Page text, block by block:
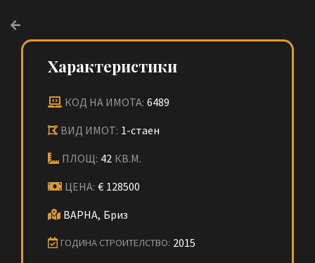
Характеристики
КОД НА ИМОТА: 6489
ВИД ИМОТ: 1-стаен
ПЛОЩ: 42 КВ.М.
ЦЕНА: € 128500
ВАРНА, Бриз
ГОДИНА СТРОИТЕЛСТВО: 2015